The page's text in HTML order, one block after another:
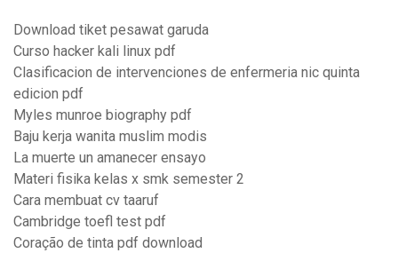
Download tiket pesawat garuda
Curso hacker kali linux pdf
Clasificacion de intervenciones de enfermeria nic quinta
edicion pdf
Myles munroe biography pdf
Baju kerja wanita muslim modis
La muerte un amanecer ensayo
Materi fisika kelas x smk semester 2
Cara membuat cv taaruf
Cambridge toefl test pdf
Coração de tinta pdf download